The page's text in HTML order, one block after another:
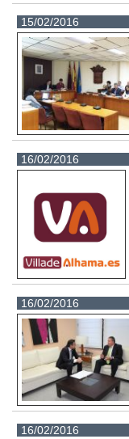
15/02/2016
16/02/2016
16/02/2016
16/02/2016